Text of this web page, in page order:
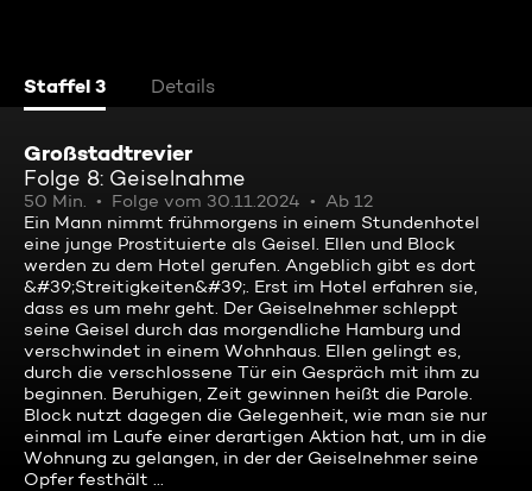
Staffel 3 Details
Großstadtrevier
Folge 8: Geiselnahme
50 Min. Folge vom 30.11.2024
Ab 12
Ein Mann nimmt frühmorgens in einem Stundenhotel
eine junge Prostituierte als Geisel. Ellen und Block
werden zu dem Hotel gerufen. Angeblich gibt es dort
&#39;Streitigkeiten&#39;. Erst im Hotel erfahren sie,
dass es um mehr geht. Der Geiselnehmer schleppt
seine Geisel durch das morgendliche Hamburg und
verschwindet in einem Wohnhaus. Ellen gelingt es,
durch die verschlossene Tür ein Gespräch mit ihm zu
beginnen. Beruhigen, Zeit gewinnen heißt die Parole.
Block nutzt dagegen die Gelegenheit, wie man sie nur
einmal im Laufe einer derartigen Aktion hat, um in die
Wohnung zu gelangen, in der der Geiselnehmer seine
Opfer festhält ...